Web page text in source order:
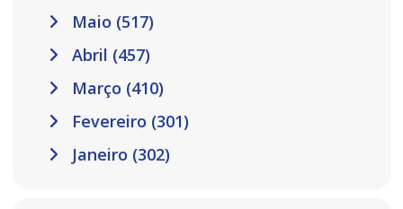
Maio (517)
Abril (457)
Março (410)
Fevereiro (301)
Janeiro (302)